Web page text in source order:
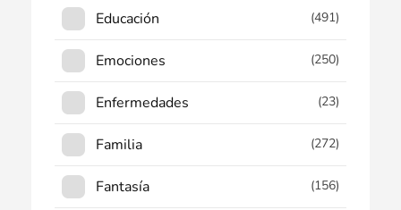
Educación (491)
Emociones (250)
Enfermedades (23)
Familia (272)
Fantasía (156)